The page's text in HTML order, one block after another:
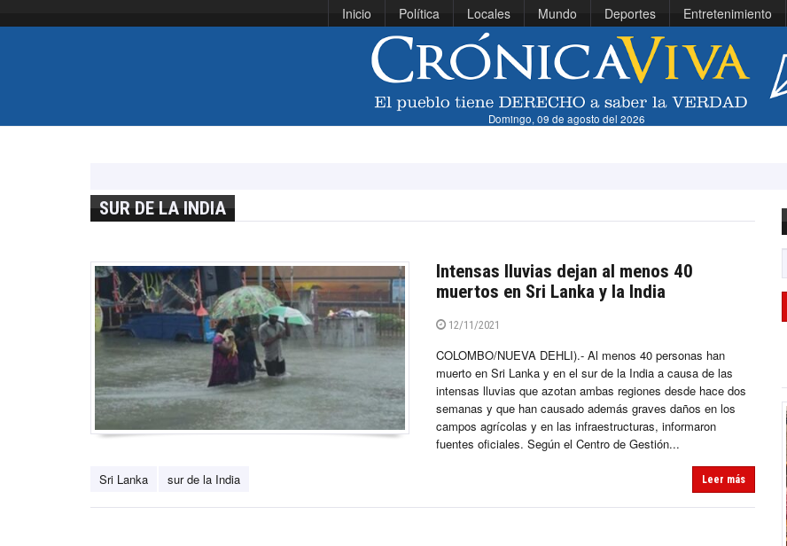
Inicio Política Locales Mundo Deportes Entretenimiento
Domingo, 09 de agosto del 2026
SUR DE LA INDIA
Intensas lluvias dejan al menos 40
muertos en Sri Lanka y la India
12/11/2021
COLOMBO/NUEVA DEHLI).- Al menos 40 personas han
muerto en Sri Lanka y en el sur de la India a causa de las
intensas lluvias que azotan ambas regiones desde hace dos
semanas y que han causado además graves daños en los
campos agrícolas y en las infraestructuras, informaron
fuentes oficiales. Según el Centro de Gestión...
Sri Lanka sur de la India Leer más